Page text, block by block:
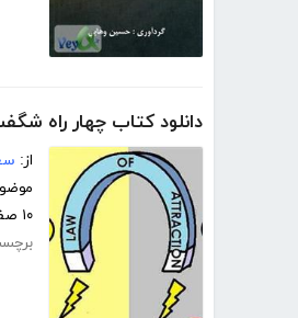
دانلود کتاب چهار راه
از:
۱۰ صفحه